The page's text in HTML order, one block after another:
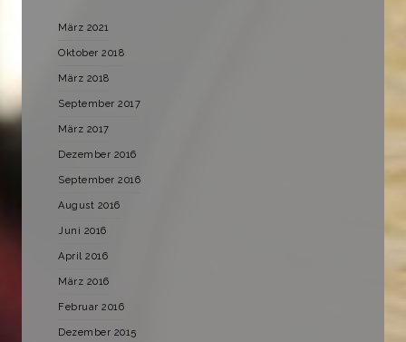
März 2021
Oktober 2018
März 2018
September 2017
März 2017
Dezember 2016
September 2016
August 2016
Juni 2016
April 2016
März 2016
Februar 2016
Dezember 2015